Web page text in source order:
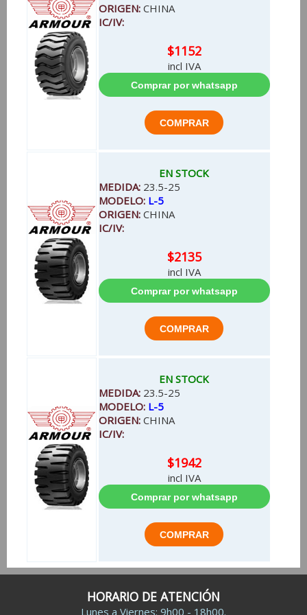
ORIGEN: CHINA
IC/IV:
$1152
incl IVA
EN STOCK
MEDIDA: 23.5-25
MODELO: L-5
ORIGEN: CHINA
IC/IV:
$2135
incl IVA
EN STOCK
MEDIDA: 23.5-25
MODELO: L-5
ORIGEN: CHINA
IC/IV:
$1942
incl IVA
HORARIO DE ATENCIÓN
Lunes a Viernes: 9h00 - 18h00.